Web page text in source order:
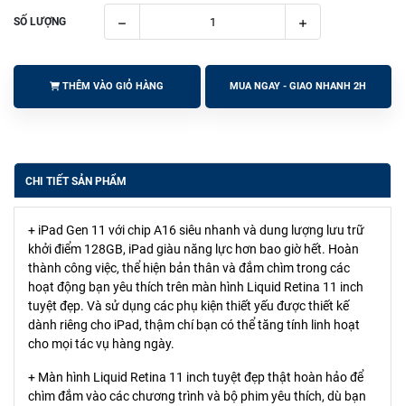
SỐ LƯỢNG
THÊM VÀO GIỎ HÀNG MUA NGAY - GIAO NHANH 2H
CHI TIẾT SẢN PHẨM
+ iPad Gen 11 với chip A16 siêu nhanh và dung lượng lưu trữ
khởi điểm 128GB, iPad giàu năng lực hơn bao giờ hết. Hoàn
thành công việc, thể hiện bản thân và đắm chìm trong các
hoạt động bạn yêu thích trên màn hình Liquid Retina 11 inch
tuyệt đẹp. Và sử dụng các phụ kiện thiết yếu được thiết kế
dành riêng cho iPad, thậm chí bạn có thể tăng tính linh hoạt
cho mọi tác vụ hàng ngày.
+ Màn hình Liquid Retina 11 inch tuyệt đẹp thật hoàn hảo để
chìm đắm vào các chương trình và bộ phim yêu thích, dù bạn